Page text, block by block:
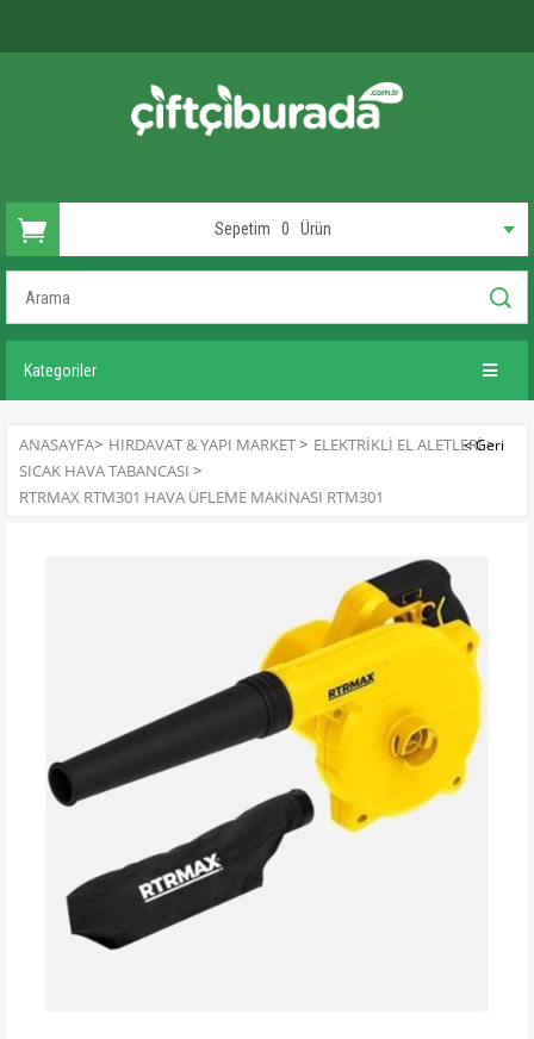
Sepetim 0 Ürün
Kategoriler
ANASAYFA> HIRDAVAT & YAPI MARKET> ELEKTRIKLI EL ALETLERI>
SICAK HAVA TABANCASI >
RTRMAX RTM301 HAVA ÜFLEME MAKINASI RTM301